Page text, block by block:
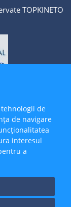
de
de navigare
interesul
a
TOPKINETO